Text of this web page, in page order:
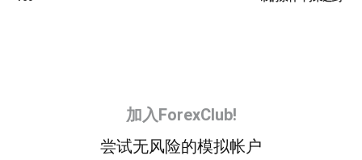
加入ForexClub!
尝试无风险的模拟帐户